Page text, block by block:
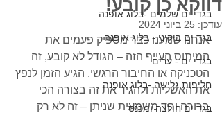
בגדי ים שלמים -בלוג אופנה
בגד ים ביקיני - בלוג אופנה
בגדי ים - ערים
חליפות גלישה -בלוג אופנה
בגד ים חולצה ומכנס
דווקא כן קובע!
עודכן: 25 ביוני 2024
אנחנו שמענו כבר מספיק פעמים את
המיתוס העייף הזה – הגודל לא קובע, זה
הטכניקה או החיבור הרגשי. הגיע הזמן לנפץ
את האשליות ולהגיד את זה בצורה הכי
ברורה וחד משמעית שניתן – זה לא רק